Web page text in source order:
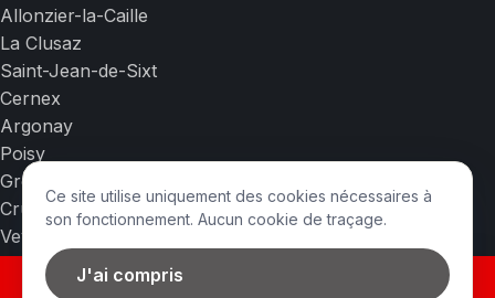
Recrutement en cours. N'hésitez pas à nous contacter.
Allonzier-la-Caille
La Clusaz
Saint-Jean-de-Sixt
Cernex
Argonay
Poisy
Groisy
Cruseilles
Veyrier-du-Lac
La Roche-sur-Foron
Ce site utilise uniquement des cookies nécessaires à
son fonctionnement. Aucun cookie de traçage.
J'ai compris